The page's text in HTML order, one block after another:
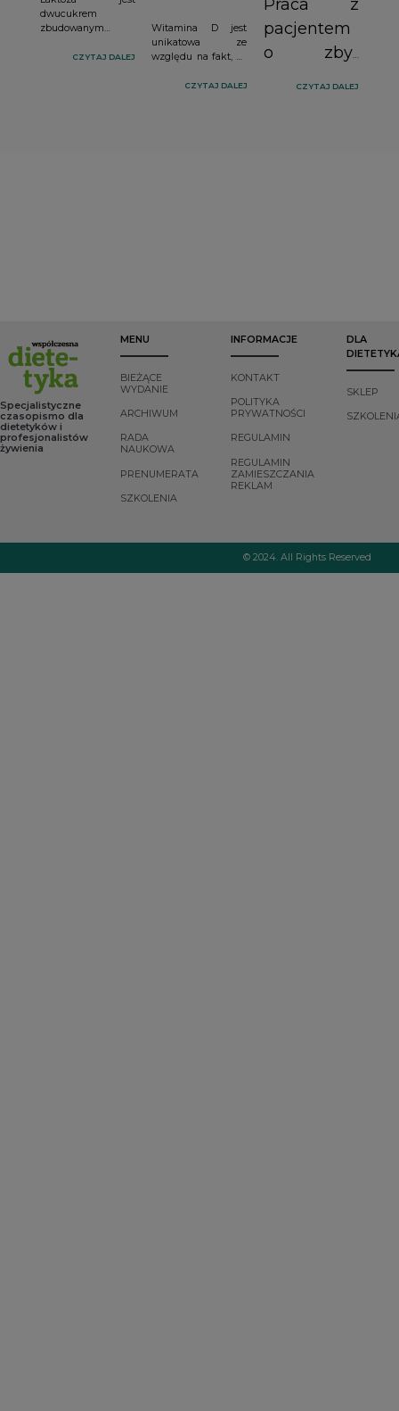
dwucukrem
zbudowanym z
i galaktozy
innymi cukrami
(wynoszącym około
40) i działaniem
probiotycznym,
przez co może
korzystnie wpływać
na motorykę jelit i
procesy regeneracji
CZYTAJ DALEJ
Witamina D jest
unikatowa ze
względu na fakt, że
w skórze człowieka
CZYTAJ DALEJ
Praca z
pacjentem
o zbyt
CZYTAJ DALEJ
Specjalistyczne
czasopismo dla
dietetyków i
profesjonalistów
żywienia
MENU
BIEŻĄCE
WYDANIE
ARCHIWUM
RADA
NAUKOWA
PRENUMERATA
SZKOLENIA
INFORMACJE
KONTAKT
POLITYKA
PRYWATNOŚCI
REGULAMIN
REGULAMIN
ZAMIESZCZANIA
REKLAM
DLA
SKLEP
© 2024. All Rights Reserved